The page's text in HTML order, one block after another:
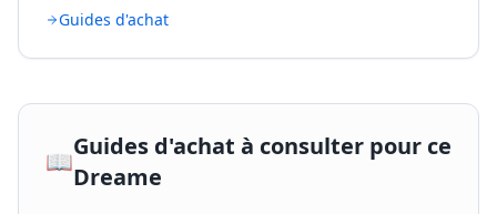
Guides d'achat
📖
Guides d'achat à consulter pour ce
Dreame